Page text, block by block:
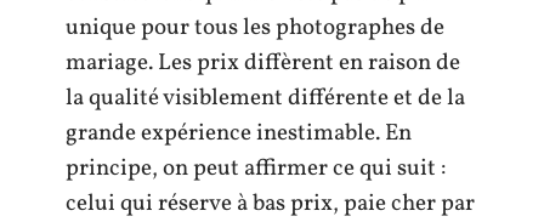
unique pour tous les photographes de
mariage. Les prix diffèrent en raison de
la qualité visiblement différente et de la
grande expérience inestimable. En
principe, on peut affirmer ce qui suit :
celui qui réserve à bas prix, paie cher par